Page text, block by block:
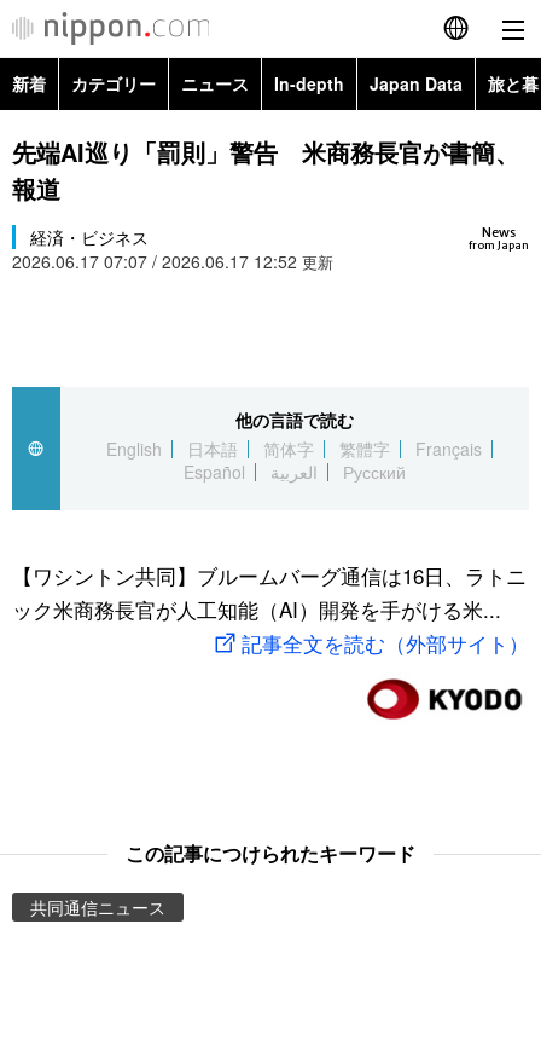
English
简体字
Русский
カテゴリー
国際
社会
文化
アーカイブ
Japan Data
旅と暮らし
動画/Live
Images
People
新着 カテゴリー ニュース In-depth Japan Data 旅と
政治・外交
経済・ビジネス
国際・海外
文化
科学・技術
暮らし
スポーツ・東京2020
Topics
先端AI巡り「罰則」警告 米商務長官が書簡、
報道
News
from Japan
経済・ビジネス
2026.06.17 07:07 / 2026.06.17 12:52 更新
他の言語で読む
English
日本語 简体字 繁體字
Français
Español
العربية Русский
【ワシントン共同】ブルームバーグ通信は16日、ラトニ
ック米商務長官が人工知能（AI）開発を手がける米...
記事全文を読む（外部サイト）
この記事につけられたキーワード
共同通信ニュース